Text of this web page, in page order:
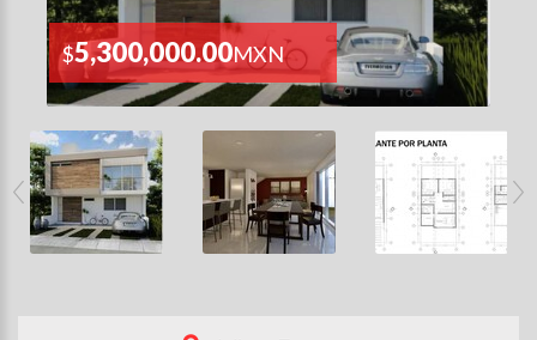
$5,300,000.00MXN